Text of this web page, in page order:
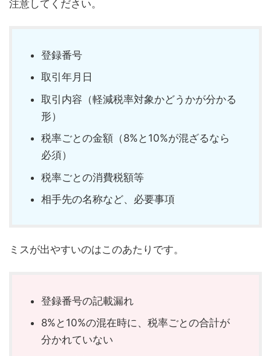
注意してください。
登録番号
取引年月日
取引内容（軽減税率対象かどうかが分かる
形）
税率ごとの金額（8%と10%が混ざるなら
必須）
税率ごとの消費税額等
相手先の名称など、必要事項
ミスが出やすいのはこのあたりです。
登録番号の記載漏れ
8%と10%の混在時に、税率ごとの合計が
分かれていない